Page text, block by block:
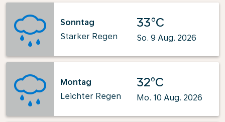
Sonntag
Starker Regen
33°C
So. 9 Aug. 2026
Montag
Leichter Regen
32°C
Mo. 10 Aug. 2026